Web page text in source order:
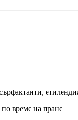
време на пране